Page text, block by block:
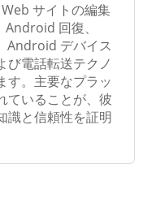
サイトの編集
回復、
Android デバイス
び電話転送テクノ
す。主要なプラッ
ていることが、彼
識と信頼性を証明